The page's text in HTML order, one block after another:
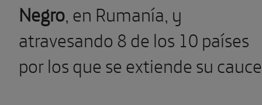
Negro, en Rumanía, y
atravesando 8 de los 10 países
por los que se extiende su